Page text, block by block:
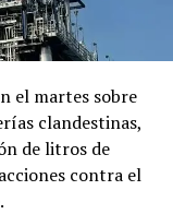
perdió su
recibiendo
el martes sobre
clandestinas,
de litros de
contra el